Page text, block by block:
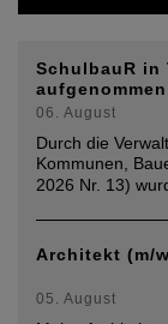
SchulbauR in
06. August
Durch die
Kommunen,
2026 Nr. 13)
Architekt (m/
05. August